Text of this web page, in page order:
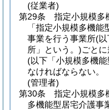
(従業者)
第29条
指定小規模多
「指定小規模多機
事業を行う事業所(以
所」という。)ごと
(以下「小規模多機
なければならない。
(管理者)
第30条
指定小規模多
多機能型居宅介護事